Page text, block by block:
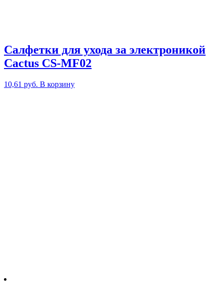
Салфетки для ухода за электроникой
Cactus CS-MF02
10,61 руб. В корзину